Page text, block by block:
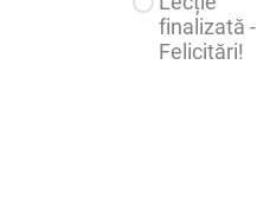
finalizată -
Felicitări!